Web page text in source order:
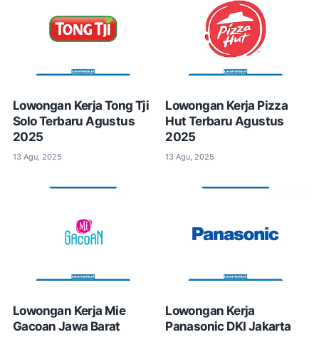
Lowongan Kerja Tong Tji
Solo Terbaru Agustus
2025
13 Agu, 2025
Lowongan Kerja Pizza
Hut Terbaru Agustus
2025
13 Agu, 2025
Lowongan Kerja Mie
Gacoan Jawa Barat
Lowongan Kerja
Panasonic DKI Jakarta